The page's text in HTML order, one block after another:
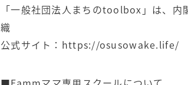
「一般社団法人まちのtoolbox」は、
織
公式サイト： https://osusowake.life/